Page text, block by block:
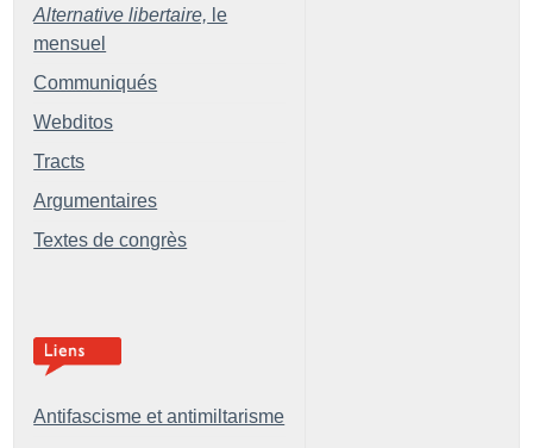
Alternative libertaire, le
mensuel
Communiqués
Webditos
Tracts
Argumentaires
Textes de congrès
Antifascisme et antimiltarisme